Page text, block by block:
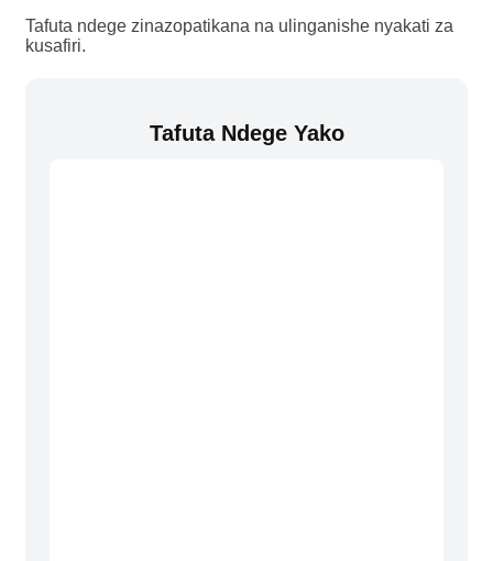
Tafuta ndege zinazopatikana na ulinganishe nyakati za
kusafiri.
Tafuta Ndege Yako